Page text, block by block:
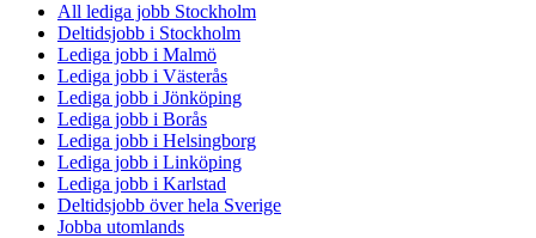
All lediga jobb Stockholm
Deltidsjobb i Stockholm
Lediga jobb i Malmö
Lediga jobb i Västerås
Lediga jobb i Jönköping
Lediga jobb i Borås
Lediga jobb i Helsingborg
Lediga jobb i Linköping
Lediga jobb i Karlstad
Deltidsjobb över hela Sverige
Jobba utomlands